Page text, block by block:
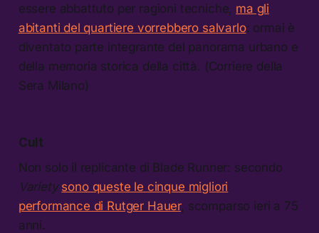
essere abbattuto per ragioni tecniche, ma gli
abitanti del quartiere vorrebbero salvarlo: ormai è
diventato parte integrante del panorama urbano e
della memoria storica della città. (Corriere della
Sera Milano)
Cult
Non solo il replicante di Blade Runner: secondo
Variety sono queste le cinque migliori
performance di Rutger Hauer, scomparso ieri a 75
anni.